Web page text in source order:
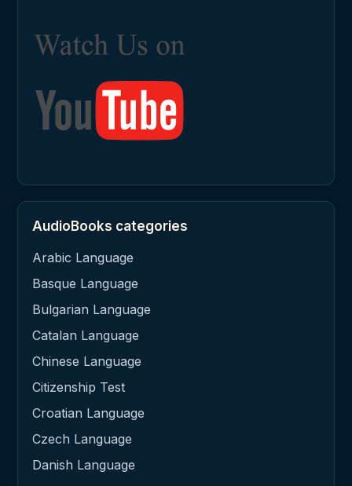
AudioBooks categories
Arabic Language
Basque Language
Bulgarian Language
Catalan Language
Chinese Language
Citizenship Test
Croatian Language
Czech Language
Danish Language